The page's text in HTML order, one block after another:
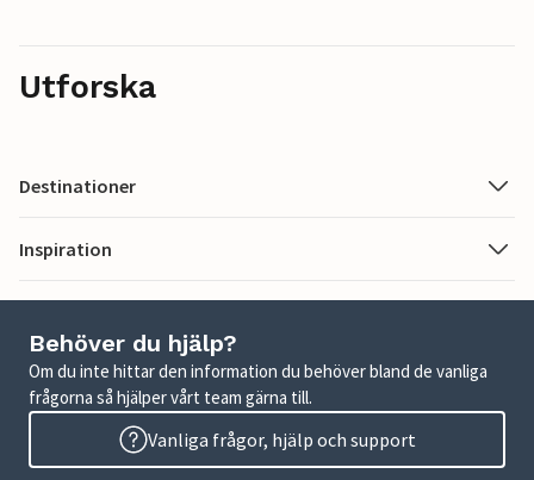
Utforska
Destinationer
Inspiration
Behöver du hjälp?
Om du inte hittar den information du behöver bland de vanliga
frågorna så hjälper vårt team gärna till.
Vanliga frågor, hjälp och support